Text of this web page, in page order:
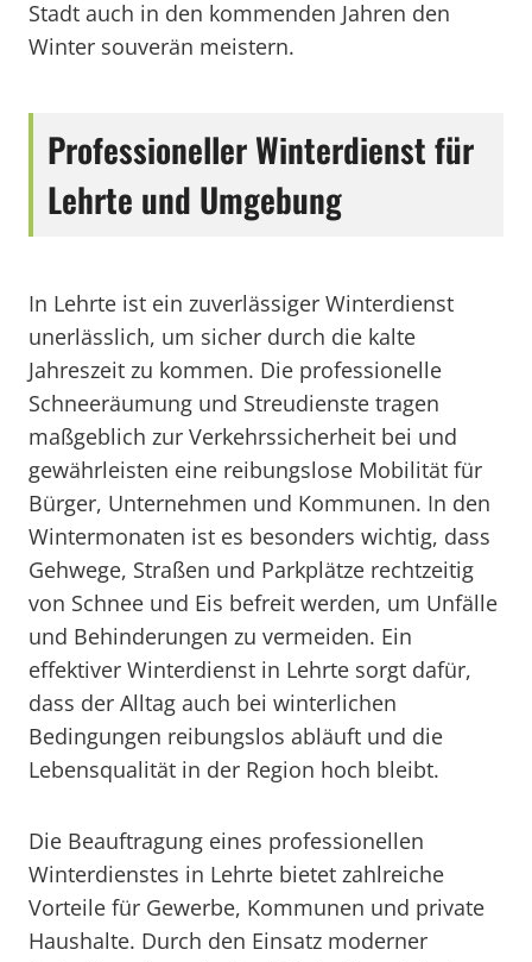
Stadt auch in den kommenden Jahren den
Winter souverän meistern.
Professioneller Winterdienst für
Lehrte und Umgebung
In Lehrte ist ein zuverlässiger Winterdienst
unerlässlich, um sicher durch die kalte
Jahreszeit zu kommen. Die professionelle
Schneeräumung und Streudienste tragen
maßgeblich zur Verkehrssicherheit bei und
gewährleisten eine reibungslose Mobilität für
Bürger, Unternehmen und Kommunen. In den
Wintermonaten ist es besonders wichtig, dass
Gehwege, Straßen und Parkplätze rechtzeitig
von Schnee und Eis befreit werden, um Unfälle
und Behinderungen zu vermeiden. Ein
effektiver Winterdienst in Lehrte sorgt dafür,
dass der Alltag auch bei winterlichen
Bedingungen reibungslos abläuft und die
Lebensqualität in der Region hoch bleibt.
Die Beauftragung eines professionellen
Winterdienstes in Lehrte bietet zahlreiche
Vorteile für Gewerbe, Kommunen und private
Haushalte. Durch den Einsatz moderner